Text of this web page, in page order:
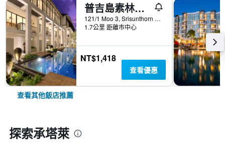
普吉島素林蔓娜泰酒店
121/1 Moo 3, Srisunthorn Road, 承塔萊, 泰國
1.7公里 距離市中心
NT$1,418
查看優惠
查看其他飯店推薦
探索承塔萊